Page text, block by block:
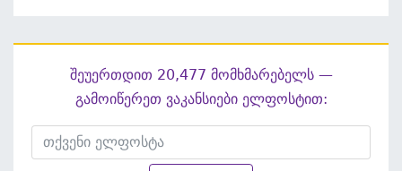
შეუერთდით 20,477 მომხმარებელს —
გამოიწერეთ ვაკანსიები ელფოსტით: